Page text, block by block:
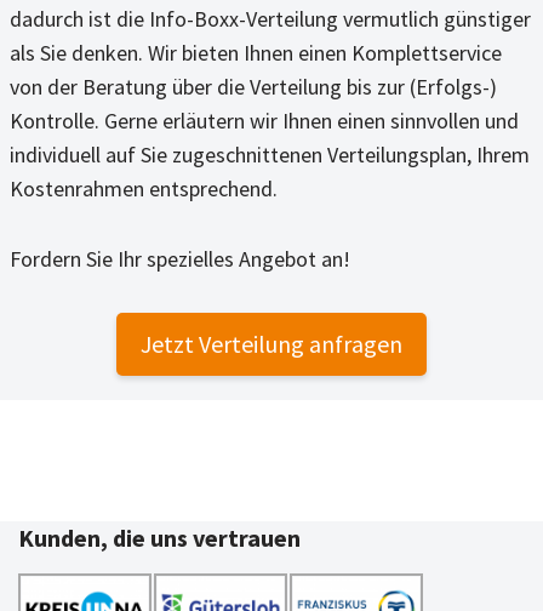
dadurch ist die Info-Boxx-Verteilung vermutlich günstiger
als Sie denken. Wir bieten Ihnen einen Komplettservice
von der Beratung über die Verteilung bis zur (Erfolgs-)
Kontrolle. Gerne erläutern wir Ihnen einen sinnvollen und
individuell auf Sie zugeschnittenen Verteilungsplan, Ihrem
Kostenrahmen entsprechend.
Fordern Sie Ihr spezielles Angebot an!
Jetzt Verteilung anfragen
Kunden, die uns vertrauen